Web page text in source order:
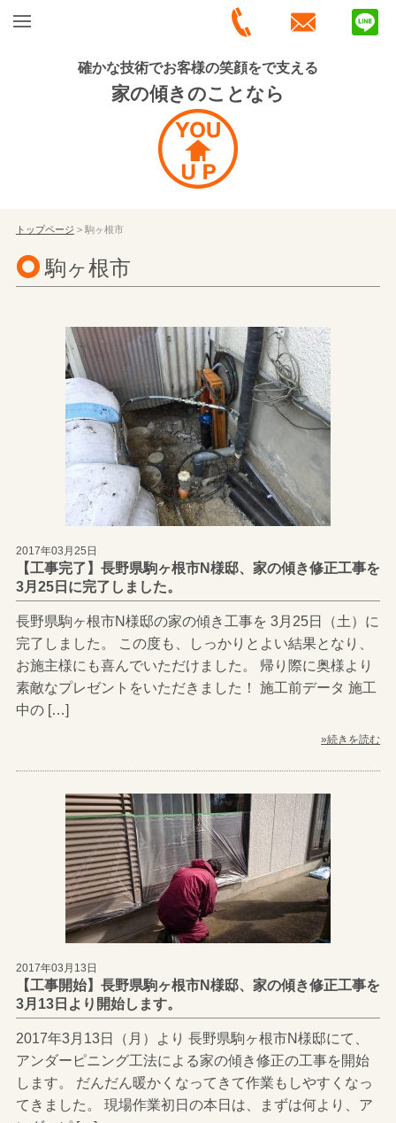
確かな技術でお客様の笑顔をで支える
家の傾きのことなら
トップページ > 駒ヶ根市
駒ヶ根市
2017年03月25日
【工事完了】長野県駒ヶ根市N様邸、家の傾き修正工事を
3月25日に完了しました。
長野県駒ヶ根市N様邸の家の傾き工事を 3月25日（土）に
完了しました。 この度も、しっかりとよい結果となり、
お施主様にも喜んでいただけました。 帰り際に奥様より
素敵なプレゼントをいただきました！ 施工前データ 施工
中の […]
»続きを読む
2017年03月13日
【工事開始】長野県駒ヶ根市N様邸、家の傾き修正工事を
3月13日より開始します。
2017年3月13日（月）より 長野県駒ヶ根市N様邸にて、
アンダーピニング工法による家の傾き修正の工事を開始
します。 だんだん暖かくなってきて作業もしやすくなっ
てきました。 現場作業初日の本日は、まずは何より、ア